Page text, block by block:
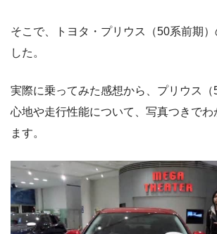
そこで、トヨタ・プリウス（50系前期
した。
実際に乗ってみた感想から、プリウス（
心地や走行性能について、写真つきでわ
ます。